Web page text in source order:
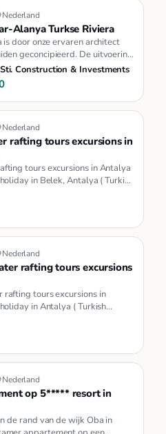
Nederland
Alanya Turkse Riviera
door onze ervaren architect
geconcipieerd. De uitvoering
Construction & Investments
Nederland
rafting tours excursions in
tours excursions in Antalya
in Belek, Antalya ( Turkish
Nederland
rafting tours excursions
tours excursions in
in Antalya ( Turkish
Nederland
op 5***** resort in
de rand van de wijk Oba in